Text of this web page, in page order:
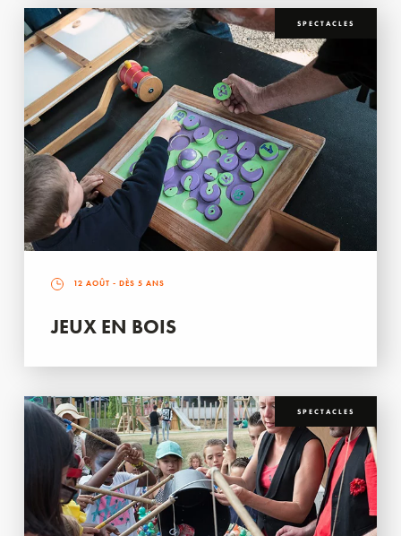
SPECTACLES
12 AOÛT - DÈS 5 ANS
JEUX EN BOIS
SPECTACLES